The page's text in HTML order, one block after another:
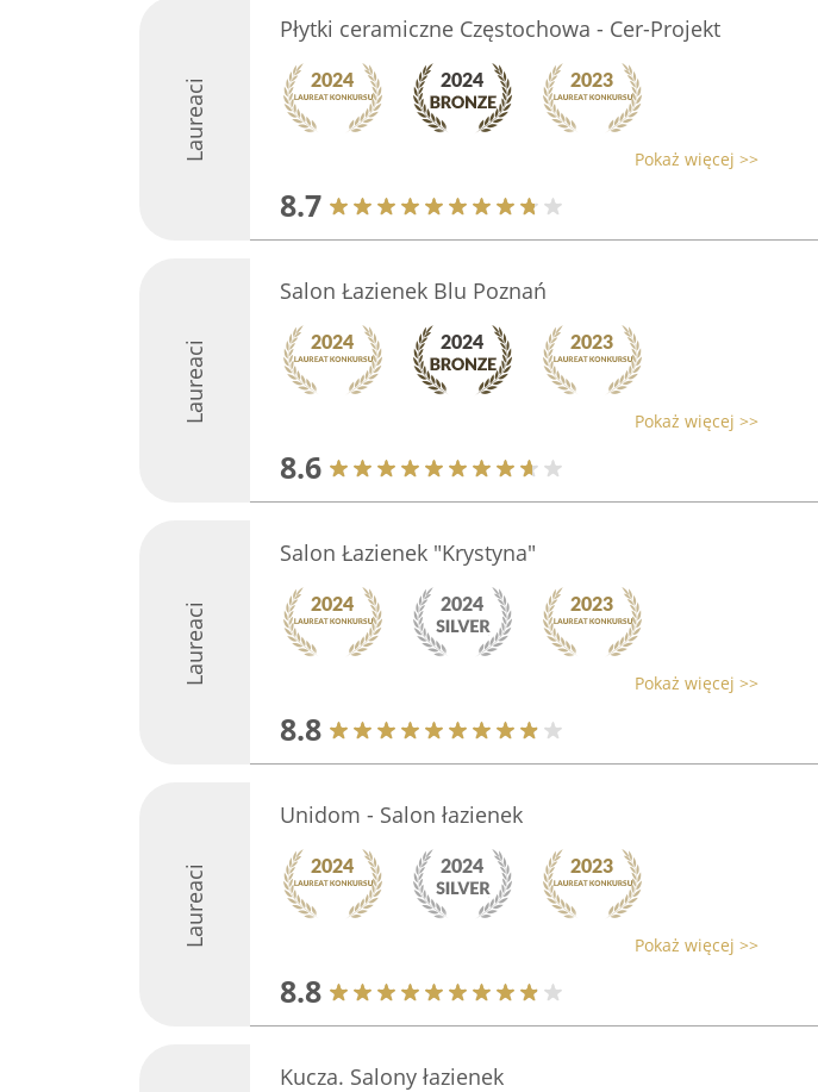
Laureaci
Płytki ceramiczne Częstochowa - Cer-Projekt
Pokaż więcej >>
8.7
Laureaci
Salon Łazienek Blu Poznań
Pokaż więcej >>
8.6
Laureaci
Salon Łazienek "Krystyna"
Pokaż więcej >>
8.8
Laureaci
Unidom - Salon łazienek
Pokaż więcej >>
8.8
Kucza. Salony łazienek